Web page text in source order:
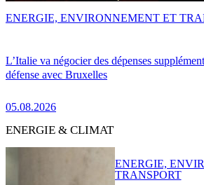
L’Italie va négocier des dépenses
défense avec Bruxelles
05.08.2026
ENERGIE, ENVIRONNEMENT ET
ENERGIE & CLIMAT
ENERGIE,
TRANSPORT